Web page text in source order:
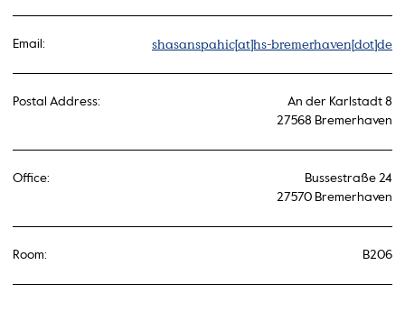
Email: shasanspahic[at]hs-bremerhaven[dot]de
Postal Address:
An der Karlstadt 8
27568 Bremerhaven
Office:
Bussestraße 24
27570 Bremerhaven
Room: B206